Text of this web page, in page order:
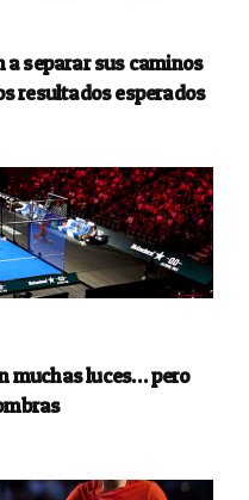
a separar sus caminos
resultados esperados
muchas luces… pero